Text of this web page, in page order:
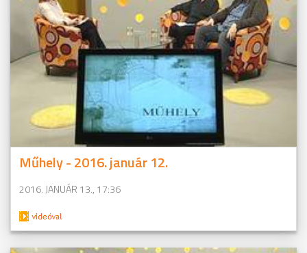
Műhely - 2016. január 12.
2016. JANUÁR 13., 17:36